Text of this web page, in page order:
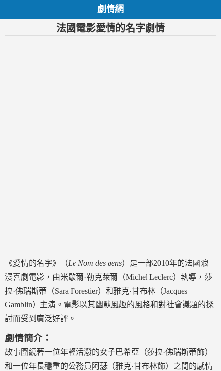
劇情網
法國電影愛情的名字劇情
《愛情的名字》（Le Nom des gens）是一部2010年的法國浪
漫喜劇電影，由米歇爾·勒克萊爾（Michel Leclerc）執導，莎
拉·佛瑞斯蒂（Sara Forestier）和雅克·甘布林（Jacques
Gamblin）主演。電影以其幽默風趣的風格和對社會議題的探
討而受到廣泛好評。
劇情簡介：
故事圍繞著一位年輕活潑的女子巴希亞（莎拉·佛瑞斯蒂飾）
和一位年長穩重的公務員阿瑟（雅克·甘布林飾）之間的感情